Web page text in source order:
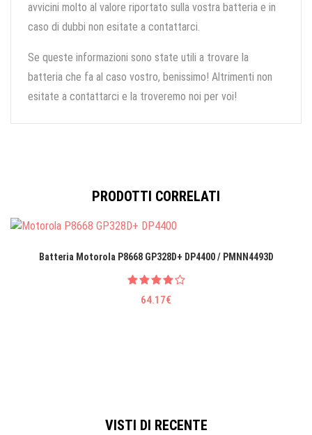
avvicini molto al valore riportato sulla vostra batteria e in
caso di dubbi non esitate a contattarci.
Se queste informazioni sono state utili a trovare la
batteria che fa al caso vostro, benissimo! Altrimenti non
esitate a contattarci e la troveremo noi per voi!
PRODOTTI CORRELATI
Batteria Motorola P8668 GP328D+ DP4400 / PMNN4493D
64.17€
VISTI DI RECENTE